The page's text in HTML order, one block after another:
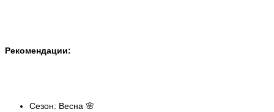
Рекомендации:
Сезон: Весна 🌸